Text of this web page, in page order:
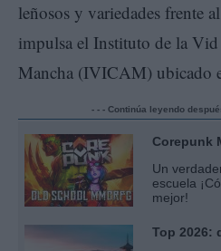
leñosos y variedades frente
impulsa el Instituto de la
Mancha (IVICAM) ubicado
- - - Continúa leyendo
Corepunk
Un
escuela
mejor!
Top 2026: